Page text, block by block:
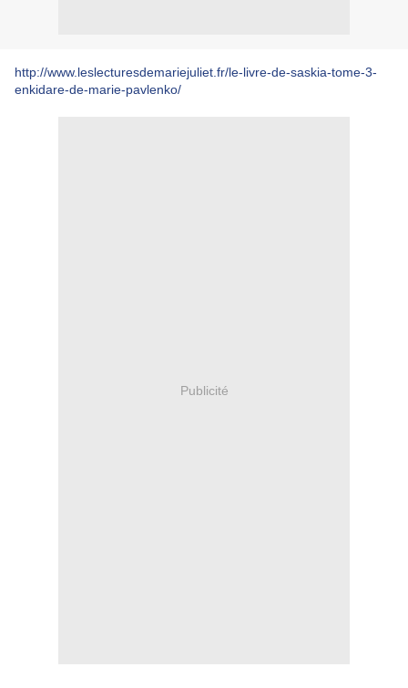
http://www.leslecturesdemariejuliet.fr/le-livre-de-saskia-tome-3-
enkidare-de-marie-pavlenko/
Publicité